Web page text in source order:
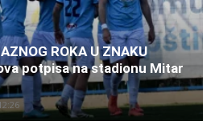
ROKA U ZNAKU
potpisa na stadionu Mitar